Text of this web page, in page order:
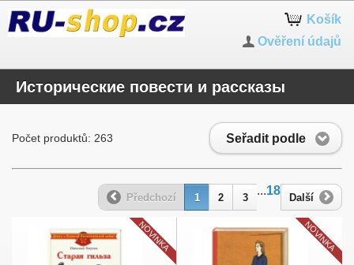
Košík
Ověření údajů
Исторические повести и рассказы
Seřadit podle
Počet produktů: 263
Předchozí 1 2 3
...18
Další
NOVINKA NOVINKA